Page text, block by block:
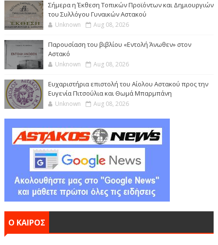
Σήμερα η Έκθεση Τοπικών Προϊόντων και Δημιουργιών
του Συλλόγου Γυναικών Αστακού
Unknown Aug 08, 2026
Παρουσίαση του βιβλίου «Εντολή Άνωθεν» στον
Αστακό
Unknown Aug 08, 2026
Ευχαριστήρια επιστολή του Αίολου Αστακού προς την
Ευγενία Πιτσούλια και Θωμά Μπαρμπάνη
Unknown Aug 08, 2026
Ο ΚΑΙΡΟΣ